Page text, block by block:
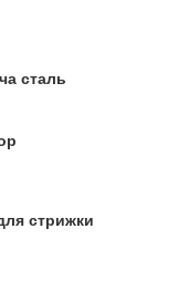
сталь
стрижки